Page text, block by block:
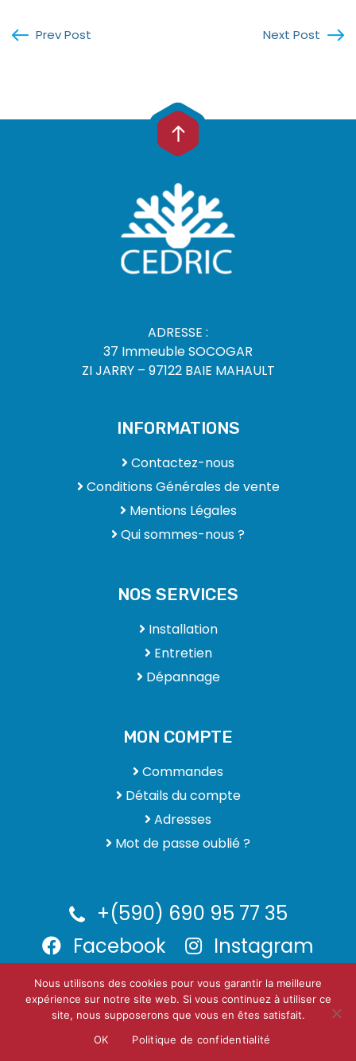
Prev Post Next Post
ADRESSE :
37 Immeuble SOCOGAR
ZI JARRY – 97122 BAIE MAHAULT
INFORMATIONS
Contactez-nous
Conditions Générales de vente
Mentions Légales
Qui sommes-nous ?
NOS SERVICES
Installation
Entretien
Dépannage
MON COMPTE
Commandes
Détails du compte
Adresses
Mot de passe oublié ?
+(590) 690 95 77 35
Facebook
Instagram
CEDRIC-CLIM.FR | Pour une climatisation toujours saine et
fraiche
Nous utilisons des cookies pour vous garantir la meilleure
expérience sur notre site web. Si vous continuez à utiliser ce
site, nous supposerons que vous en êtes satisfait.
OK
Politique de confidentialité